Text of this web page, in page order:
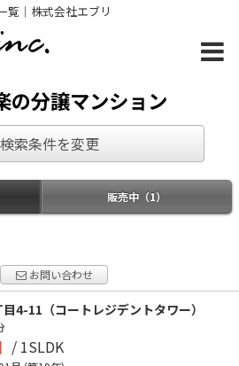
覧｜株式会社エブリ
の分譲マンション
検索条件を変更
販売中（1）
お問い合わせ
4-11（コートレジデントタワー）
/ 1SLDK